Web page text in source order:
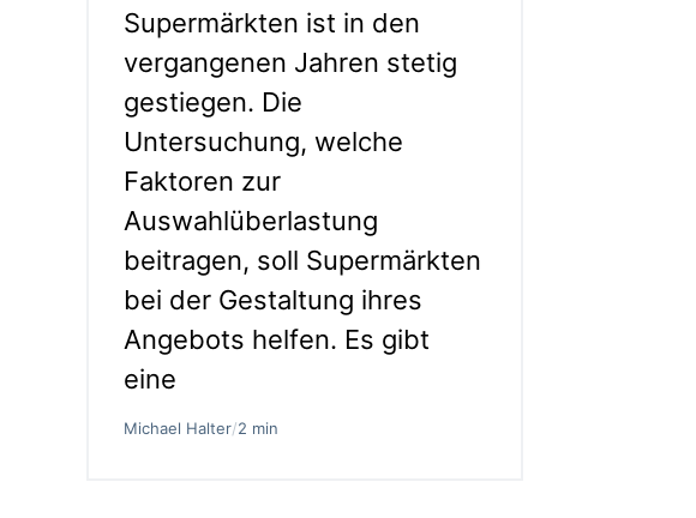
Supermärkten ist in den
vergangenen Jahren stetig
gestiegen. Die
Untersuchung, welche
Faktoren zur
Auswahlüberlastung
beitragen, soll Supermärkten
bei der Gestaltung ihres
Angebots helfen. Es gibt
eine
Michael Halter/2 min